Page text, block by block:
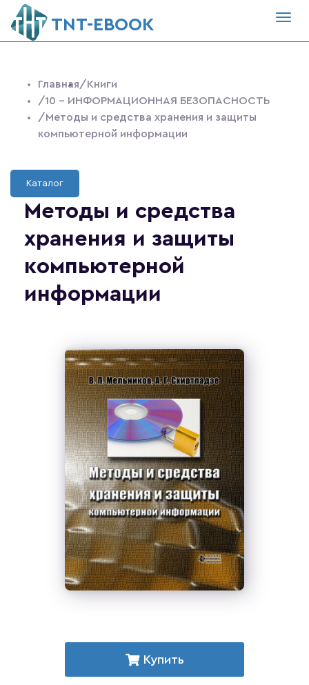
ТNT-EBOOK
Главная/Книги
/10 - ИНФОРМАЦИОННАЯ БЕЗОПАСНОСТЬ
/Методы и средства хранения и защиты
компьютерной информации
Каталог
Методы и средства
хранения и защиты
компьютерной
информации
Купить